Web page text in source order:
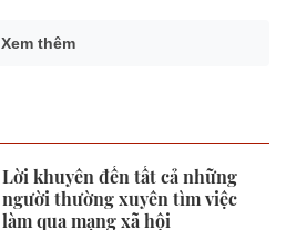
Xem thêm
Lời khuyên đến tất cả những
người thường xuyên tìm việc
làm qua mạng xã hội